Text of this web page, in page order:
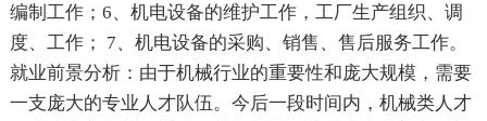
编制工作；6、机电设备的维护工作，工厂生产组织、调
度、工作； 7、机电设备的采购、销售、售后服务工作。
就业前景分析：由于机械行业的重要性和庞大规模，需要
一支庞大的专业人才队伍。今后一段时间内，机械类人才